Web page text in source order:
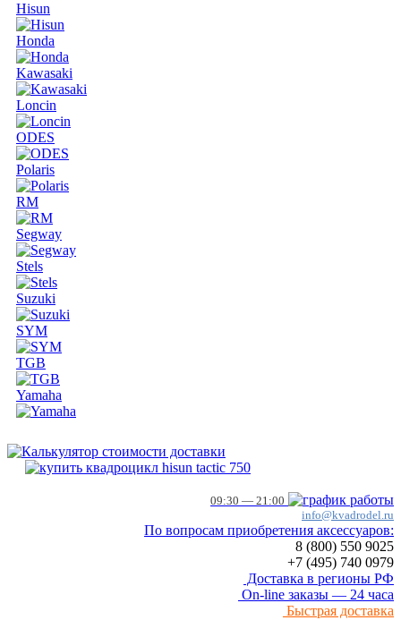
Hisun
Honda
Kawasaki
Loncin
ODES
Polaris
RM
Segway
Stels
Suzuki
SYM
TGB
Yamaha
09:30 — 21:00
info@kvadrodel.ru
По вопросам приобретения аксессуаров:
8 (800) 550 9025
+7 (495) 740 0979
Доставка в регионы РФ
On-line заказы — 24 часа
Быстрая доставка